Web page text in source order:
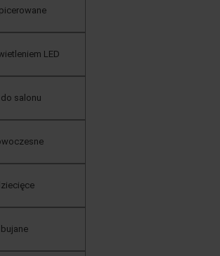
LED
salonu